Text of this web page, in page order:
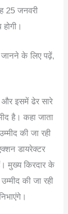
25 जनवरी
जानने के लिए पढ़ें,
और इसमें ढेर सारे
है। कहा जाता
की जा रही
डायरेक्टर
मुख्य किरदार के
की जा रही